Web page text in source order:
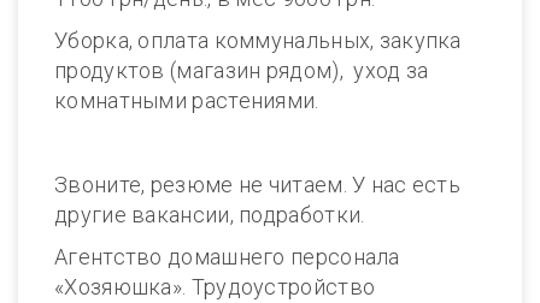
Уборка, оплата коммунальных, закупка
продуктов (магазин рядом), уход за
комнатными растениями.
Звоните, резюме не читаем. У нас есть
другие вакансии, подработки.
Агентство домашнего персонала
«Хозяюшка». Трудоустройство